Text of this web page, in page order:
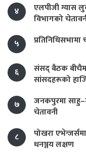
४
एलपीजी ग्यास
विभागको
५
६
संसद् बैठक बीचैमा
सांसदहरूको
७
जनकपुरमा
चेतावनी
८
पोखरा
धनञ्जय लक्षण